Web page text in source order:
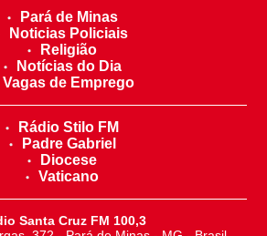
Pará de Minas
Noticias Policiais
Religião
Notícias do Dia
Vagas de Emprego
Rádio Stilo FM
Padre Gabriel
Diocese
Vaticano
Santa Cruz FM 100,3